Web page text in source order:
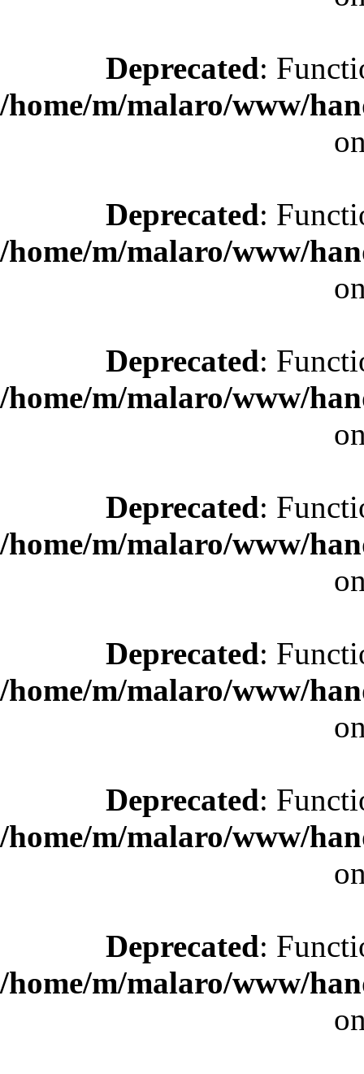
Deprecated:
/home/m/malaro/www/
Deprecated:
/home/m/malaro/www/
Deprecated:
/home/m/malaro/www/
Deprecated:
/home/m/malaro/www/
Deprecated:
/home/m/malaro/www/
Deprecated:
/home/m/malaro/www/
Deprecated:
/home/m/malaro/www/